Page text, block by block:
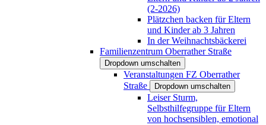
(2-2026)
Plätzchen backen für Eltern
und Kinder ab 3 Jahren
In der Weihnachtsbäckerei
Familienzentrum Oberrather Straße
Dropdown umschalten
Veranstaltungen FZ Oberrather
Straße
Dropdown umschalten
Leiser Sturm,
Selbsthilfegruppe für Eltern
von hochsensiblen, emotional